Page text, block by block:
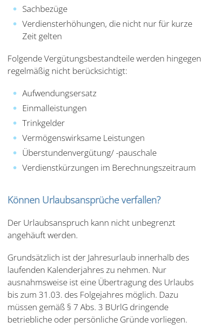
Sachbezüge
Verdiensterhöhungen, die nicht nur für kurze
Zeit gelten
Folgende Vergütungsbestandteile werden hingegen
regelmäßig nicht berücksichtigt:
Aufwendungsersatz
Einmalleistungen
Trinkgelder
Vermögenswirksame Leistungen
Überstundenvergütung/ -pauschale
Verdienstkürzungen im Berechnungszeitraum
Können Urlaubsansprüche verfallen?
Der Urlaubsanspruch kann nicht unbegrenzt
angehäuft werden.
Grundsätzlich ist der Jahresurlaub innerhalb des
laufenden Kalenderjahres zu nehmen. Nur
ausnahmsweise ist eine Übertragung des Urlaubs
bis zum 31.03. des Folgejahres möglich. Dazu
müssen gemäß § 7 Abs. 3 BUrlG dringende
betriebliche oder persönliche Gründe vorliegen.